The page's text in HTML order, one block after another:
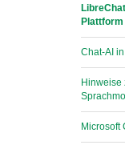
Plattform
Chat-AI
Hinweise
Microsoft